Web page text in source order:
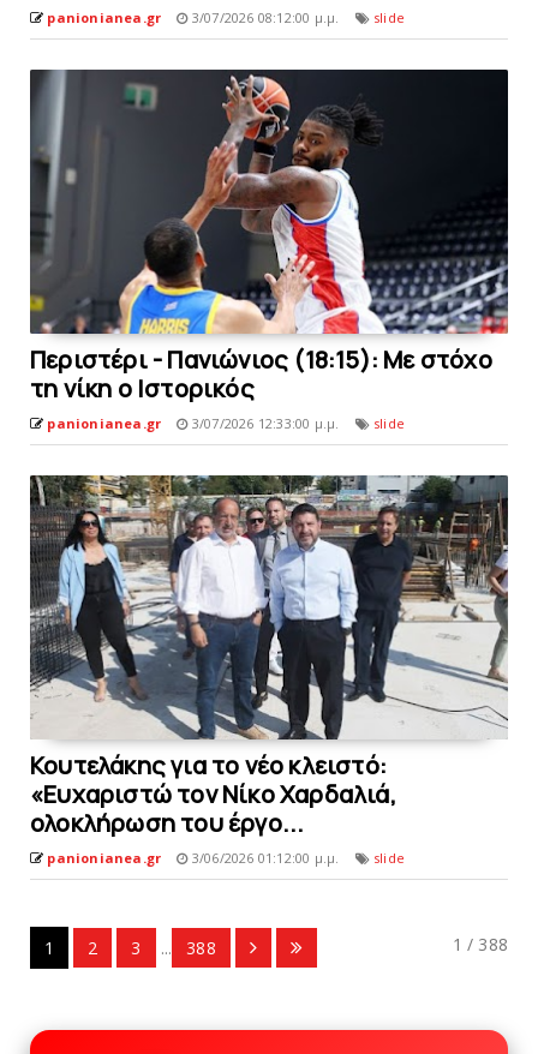
panionianea.gr 3/07/2026 08:12:00 μ.μ. slide
Περιστέρι - Πανιώνιος (18:15): Με στόχο
τη νίκη ο Ιστορικός
panionianea.gr 3/07/2026 12:33:00 μ.μ. slide
Κουτελάκης για το νέο κλειστό:
«Ευχαριστώ τον Νίκο Χαρδαλιά,
ολοκλήρωση του έργο...
panionianea.gr 3/06/2026 01:12:00 μ.μ. slide
1 / 388
1 2 3 ... 388